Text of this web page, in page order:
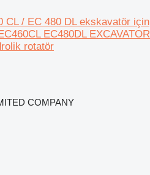
CL / EC 480 DL ekskavatör için
EC480DL EXCAVATOR
rotatör
COMPANY